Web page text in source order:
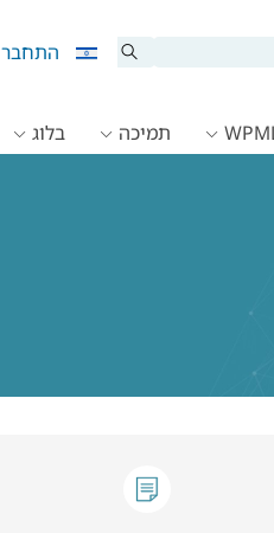
התחבר
תמיכה בלוג